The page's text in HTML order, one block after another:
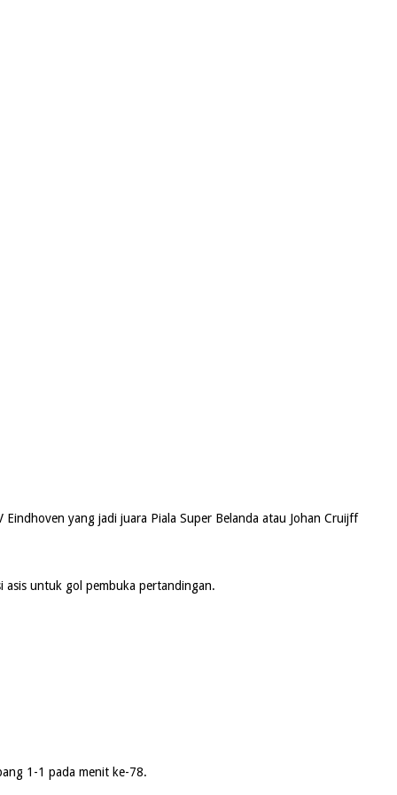
yang jadi juara Piala Super Belanda atau Johan Cruijff
asis untuk gol pembuka pertandingan.
1-1 pada menit ke-78.